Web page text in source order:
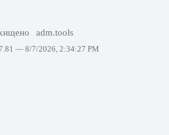
adm.tools
— 8/7/2026, 2:34:27 PM